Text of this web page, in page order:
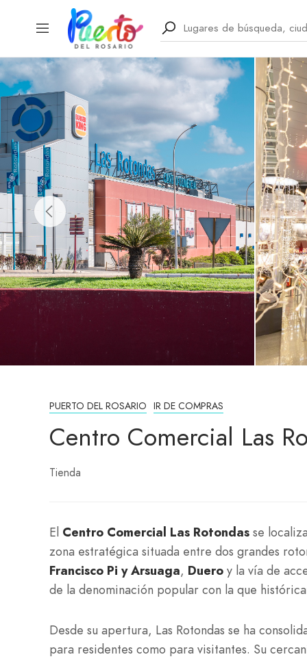
PUERTO DEL ROSARIO IR DE COMPRAS
Centro Comercial Las
Tienda
El Centro Comercial Las Rotondas se
zona estratégica situada entre dos grandes
Francisco Pi y Arsuaga, Duero y la vía de
de la denominación popular con la que
Desde su apertura, Las Rotondas se ha
para residentes como para visitantes. Su